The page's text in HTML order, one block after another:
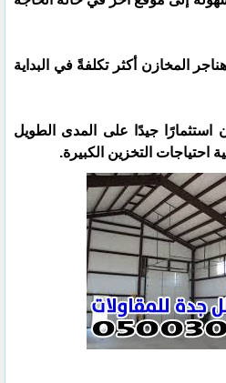
المخازن أكثر تكلفةً في البداية
استثمارًا جيدًا على المدى الطويل
احتياجات التخزين الكبيرة.